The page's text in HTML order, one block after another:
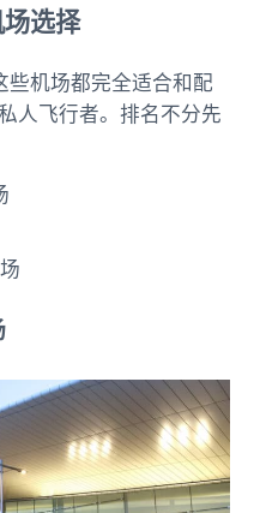
选择
些机场都完全适合和配
人飞行者。排名不分先